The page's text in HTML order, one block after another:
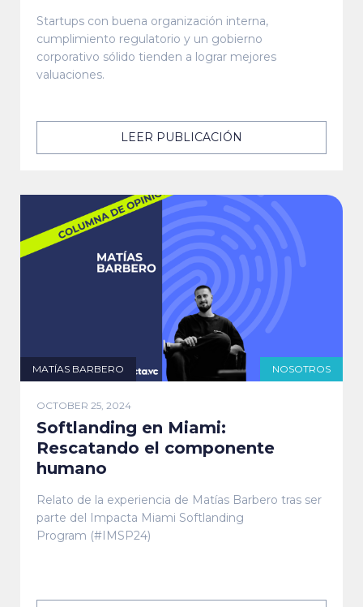
Startups con buena organización interna,
cumplimiento regulatorio y un gobierno
corporativo sólido tienden a lograr mejores
valuaciones.
LEER PUBLICACIÓN
MATÍAS BARBERO NOSOTROS
OCTOBER 25, 2024
Softlanding en Miami:
Rescatando el componente
humano
Relato de la experiencia de Matías Barbero tras ser
parte del Impacta Miami Softlanding
Program (#IMSP24)